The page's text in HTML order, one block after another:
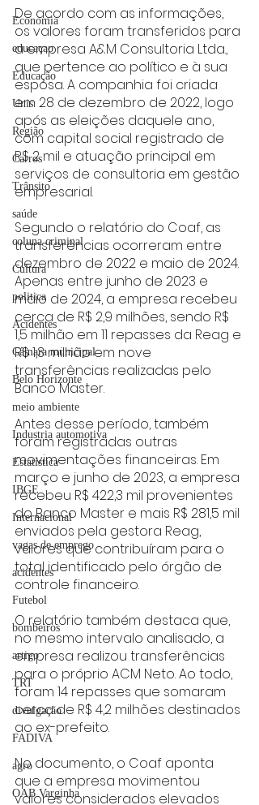
Economia
educaçao
Educação
Unis
Região
Carros
Trânsito
saúde
coluna criminal
Cultura
politica
Acidentes
Câmara municipal
Belo Horizonte
meio ambiente
Industria automotiva
Estatística
IBGE
Internacional
vagas de emprego
acidentes
Futebol
bombeiros
artigo
TRT
divulgação
FADIVA
agro
OAB Varginha
De acordo com as informações,
os valores foram transferidos para
a empresa A&M Consultoria Ltda.,
que pertence ao político e à sua
esposa. A companhia foi criada
em 28 de dezembro de 2022, logo
após as eleições daquele ano,
com capital social registrado de
R$ 2 mil e atuação principal em
serviços de consultoria em gestão
empresarial.
Segundo o relatório do Coaf, as
transferências ocorreram entre
dezembro de 2022 e maio de 2024.
Apenas entre junho de 2023 e
maio de 2024, a empresa recebeu
cerca de R$ 2,9 milhões, sendo R$
1,5 milhão em 11 repasses da Reag e
R$ 1,3 milhão em nove
transferências realizadas pelo
Banco Master.
Antes desse período, também
foram registradas outras
movimentações financeiras. Em
março e junho de 2023, a empresa
recebeu R$ 422,3 mil provenientes
do Banco Master e mais R$ 281,5 mil
enviados pela gestora Reag,
valores que contribuíram para o
total identificado pelo órgão de
controle financeiro.
O relatório também destaca que,
no mesmo intervalo analisado, a
empresa realizou transferências
para o próprio ACM Neto. Ao todo,
foram 14 repasses que somaram
cerca de R$ 4,2 milhões destinados
ao ex-prefeito.
No documento, o Coaf aponta
que a empresa movimentou
valores considerados elevados